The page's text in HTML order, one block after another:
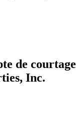
de courtage
Inc.